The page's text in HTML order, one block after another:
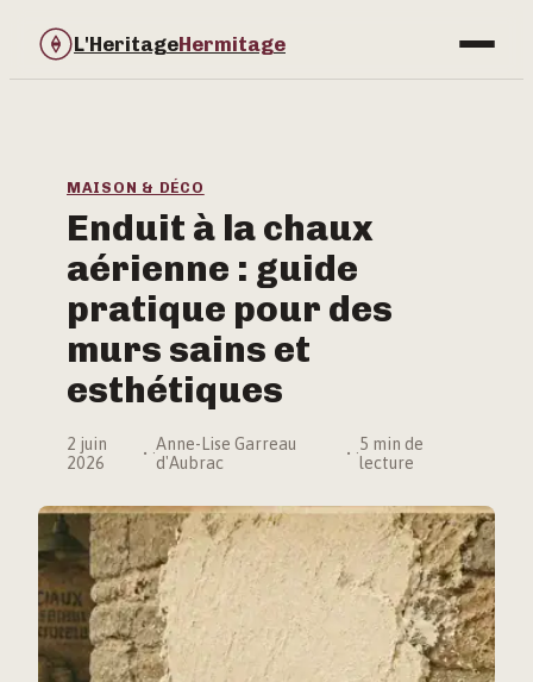
L'HeritageHermitage
Immobilier
Jardinage
Maison & Déco
MAISON & DÉCO
Enduit à la chaux
aérienne : guide
pratique pour des
murs sains et
esthétiques
2 juin
2026
·Anne-Lise Garreau
d'Aubrac
·5 min de
lecture